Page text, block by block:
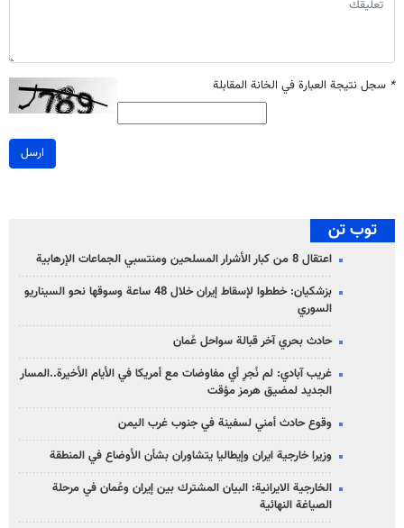
* سجل نتيجة العبارة في الخانة المقابلة
ارسل
توب تن
اعتقال 8 من كبار الأشرار المسلحين ومنتسبي الجماعات الإرهابية
بزشكيان: خططوا لإسقاط إيران خلال 48 ساعة وسوقها نحو السيناريو
السوري
حادث بحري آخر قبالة سواحل عُمان
غريب آبادي: لم نُجرِ أي مفاوضات مع أمريكا في الأيام الأخيرة..المسار
الجديد لمضيق هرمز مؤقت
وقوع حادث أمني لسفينة في جنوب غرب اليمن
وزيرا خارجية ايران وإيطاليا يتشاوران بشأن الأوضاع في المنطقة
الخارجية الايرانية: البيان المشترك بين إيران وعُمان في مرحلة
الصياغة النهائية